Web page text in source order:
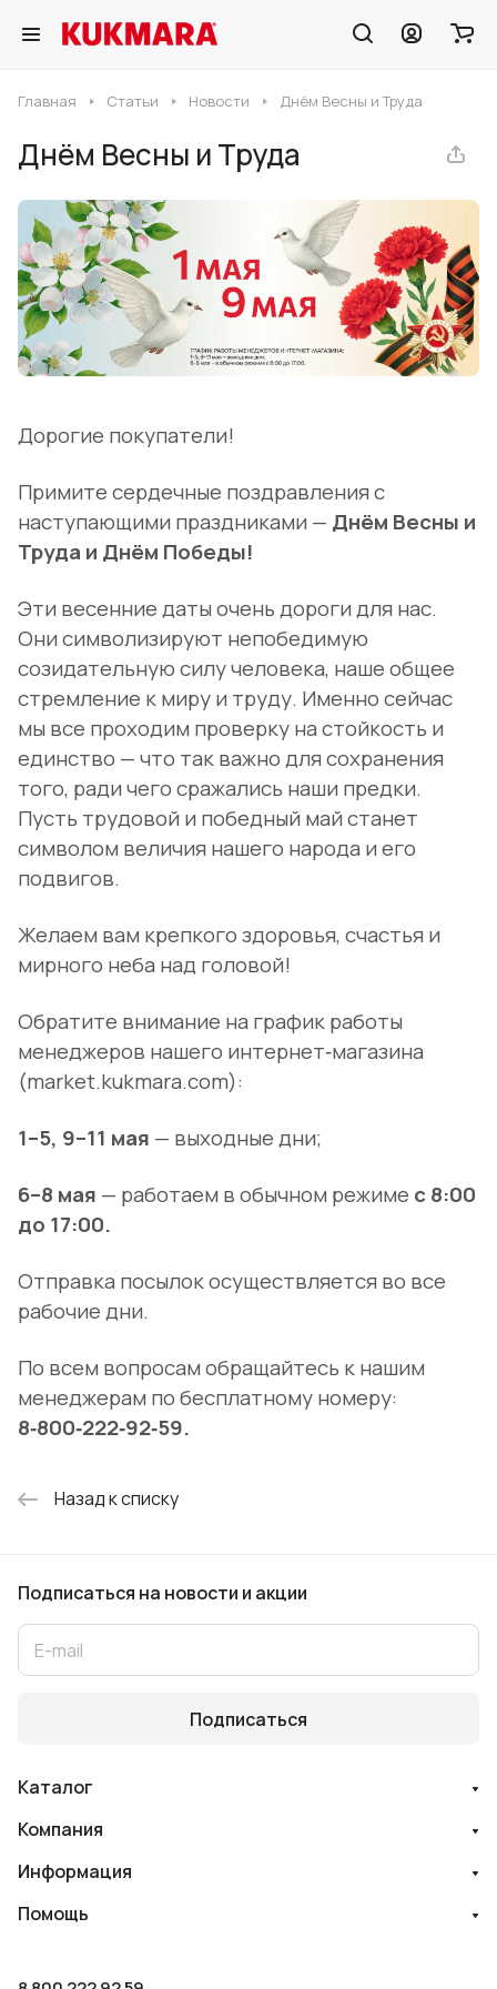
Главная Статьи Новости Днём Весны и Труда
Днём Весны и Труда
Дорогие покупатели!
Примите сердечные поздравления с
наступающими праздниками — Днём Весны и
Труда и Днём Победы!
Эти весенние даты очень дороги для нас.
Они символизируют непобедимую
созидательную силу человека, наше общее
стремление к миру и труду. Именно сейчас
мы все проходим проверку на стойкость и
единство — что так важно для сохранения
того, ради чего сражались наши предки.
Пусть трудовой и победный май станет
символом величия нашего народа и его
подвигов.
Желаем вам крепкого здоровья, счастья и
мирного неба над головой!
Обратите внимание на график работы
менеджеров нашего интернет‑магазина
(market.kukmara.com):
1–5, 9–11 мая — выходные дни;
6–8 мая — работаем в обычном режиме с 8:00
до 17:00.
Отправка посылок осуществляется во все
рабочие дни.
По всем вопросам обращайтесь к нашим
менеджерам по бесплатному номеру:
8‑800‑222‑92‑59.
Назад к списку
Подписаться на новости и акции
Подписаться
Каталог
Компания
Информация
Помощь